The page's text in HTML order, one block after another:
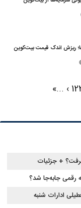
ریزش اندک قیمت بیت‌کوین
12
›
...
»
+ جزئیات
رقمی جابه‌جا شد؟
ادارات شنبه